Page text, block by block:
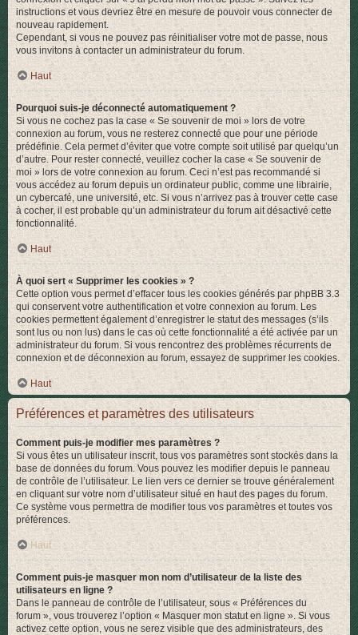
instructions et vous devriez être en mesure de pouvoir vous connecter de
nouveau rapidement.
Cependant, si vous ne pouvez pas réinitialiser votre mot de passe, nous
vous invitons à contacter un administrateur du forum.
Haut
Pourquoi suis-je déconnecté automatiquement ?
Si vous ne cochez pas la case « Se souvenir de moi » lors de votre
connexion au forum, vous ne resterez connecté que pour une période
prédéfinie. Cela permet d’éviter que votre compte soit utilisé par quelqu’un
d’autre. Pour rester connecté, veuillez cocher la case « Se souvenir de
moi » lors de votre connexion au forum. Ceci n’est pas recommandé si
vous accédez au forum depuis un ordinateur public, comme une librairie,
un cybercafé, une université, etc. Si vous n’arrivez pas à trouver cette case
à cocher, il est probable qu’un administrateur du forum ait désactivé cette
fonctionnalité.
Haut
À quoi sert « Supprimer les cookies » ?
Cette option vous permet d’effacer tous les cookies générés par phpBB 3.3
qui conservent votre authentification et votre connexion au forum. Les
cookies permettent également d’enregistrer le statut des messages (s’ils
sont lus ou non lus) dans le cas où cette fonctionnalité a été activée par un
administrateur du forum. Si vous rencontrez des problèmes récurrents de
connexion et de déconnexion au forum, essayez de supprimer les cookies.
Haut
Préférences et paramètres des utilisateurs
Comment puis-je modifier mes paramètres ?
Si vous êtes un utilisateur inscrit, tous vos paramètres sont stockés dans la
base de données du forum. Vous pouvez les modifier depuis le panneau
de contrôle de l’utilisateur. Le lien vers ce dernier se trouve généralement
en cliquant sur votre nom d’utilisateur situé en haut des pages du forum.
Ce système vous permettra de modifier tous vos paramètres et toutes vos
préférences.
Haut
Comment puis-je masquer mon nom d’utilisateur de la liste des
utilisateurs en ligne ?
Dans le panneau de contrôle de l’utilisateur, sous « Préférences du
forum », vous trouverez l’option « Masquer mon statut en ligne ». Si vous
activez cette option, vous ne serez visible que des administrateurs, des